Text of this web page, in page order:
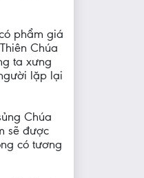
phẩm giá
Chúa
ta xưng
lặp lại
Chúa
sẽ được
có tương